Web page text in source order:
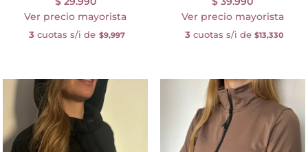
Ver precio mayorista
3 cuotas s/i de $9,997
Ver precio mayorista
3cuotas s/i de $13,330